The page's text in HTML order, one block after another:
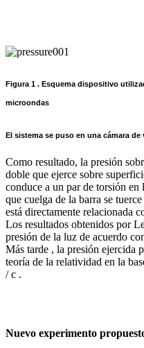
Figura 1 . Esquema dispositivo
microondas
El sistema se puso en una cámara de
Como resultado, la presión
doble que ejerce sobre
conduce a un par de torsión
que cuelga de la barra se
está directamente relacionada
Los resultados obtenidos por
presión de la luz de acuerdo
Más tarde , la presión ejercida
teoría de la relatividad en la
/ c .
Nuevo experimento